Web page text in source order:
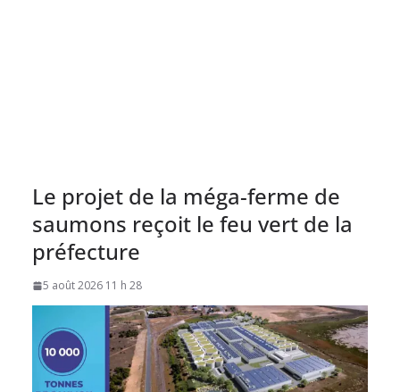
Le projet de la méga-ferme de
saumons reçoit le feu vert de la
préfecture
5 août 2026 11 h 28